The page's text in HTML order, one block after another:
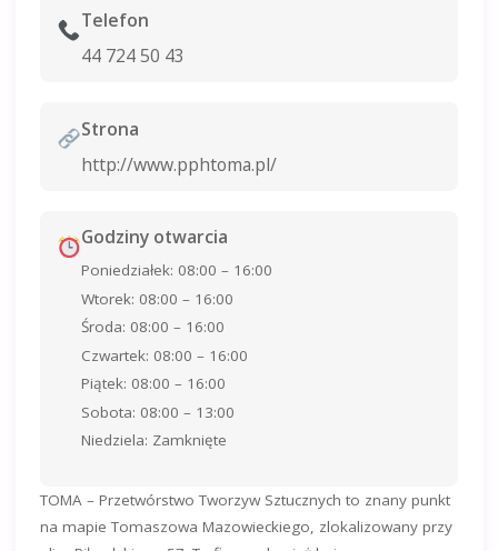
Telefon
44 724 50 43
Strona
http://www.pphtoma.pl/
Godziny otwarcia
Poniedziałek: 08:00 – 16:00
Wtorek: 08:00 – 16:00
Środa: 08:00 – 16:00
Czwartek: 08:00 – 16:00
Piątek: 08:00 – 16:00
Sobota: 08:00 – 13:00
Niedziela: Zamknięte
TOMA – Przetwórstwo Tworzyw Sztucznych to znany punkt
na mapie Tomaszowa Mazowieckiego, zlokalizowany przy